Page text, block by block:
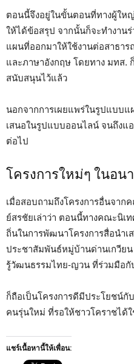
ตอนนี้จึงอยู่ในขั้นตอนที่ทางผู้ให
ให้ได้ข้อสรุป จากนั้นก็จะทำงาน
แผนที่ออกมาให้ใช้งานต่อสาธา
และภาษาอังกฤษ โดยทาง มทส.
สนับสนุนไว้แล้ว
นอกจากการเผยแพร่ในรูปแบบ
เสนอในรูปแบบออนไลน์ จนถึง
ต่อไป
โครงการใหม่ๆ ในอน
เมื่อสอบถามถึงโครงการอื่นจา
ย์สรชัยเล่าว่า ตอนนี้ทางคณะนิเ
ถิ่นในการพัฒนาโครงการสื่อนำเ
ประชาสัมพันธ์หมู่บ้านด่านเกวีย
รู้วัฒนธรรมไทย-ญวน ที่ร่วมมือกั
ก็ถือเป็นโครงการดีมีประโยชน์กั
คนรุ่นใหม่ ที่รอให้ชาวโคราชได้
แชร์เนื้อหานี้ให้เพื่อน: